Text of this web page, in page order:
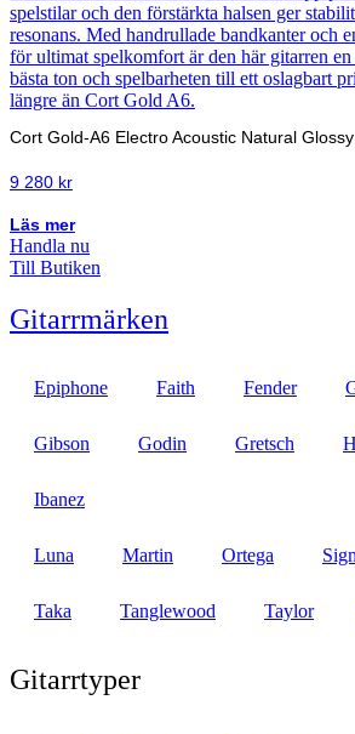
Cort Gold-A6 Electro Acoustic Natural Glossy
9 280 kr
Läs mer
Handla nu
Till Butiken
Gitarrmärken
Epiphone Faith Fender
Gibson Godin Gretsch
Ibanez
Luna Martin Ortega
Taka Tanglewood Taylor
Gitarrtyper